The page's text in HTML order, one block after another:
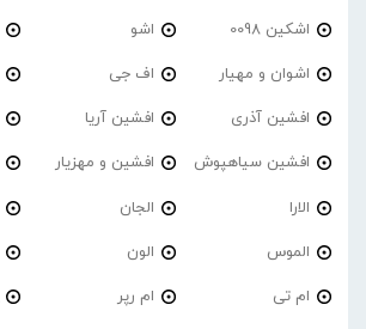
اشکین 0098 اشو
اشوان و مهیار اف جی
افشین آذری افشین آریا
افشین سیاهپوش افشین و مهزیار
الارا الجان
الموس الون
ام تی ام رپر